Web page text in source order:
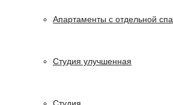
Апартаменты с отдельной
Студия улучшенная